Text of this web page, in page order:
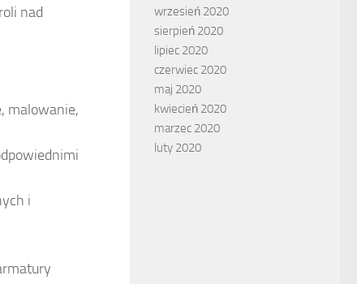
nad
malowanie,
i
wrzesień 2020
sierpień 2020
lipiec 2020
czerwiec 2020
maj 2020
kwiecień 2020
marzec 2020
luty 2020